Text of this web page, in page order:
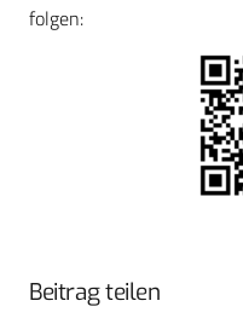
folgen:
Beitrag teilen